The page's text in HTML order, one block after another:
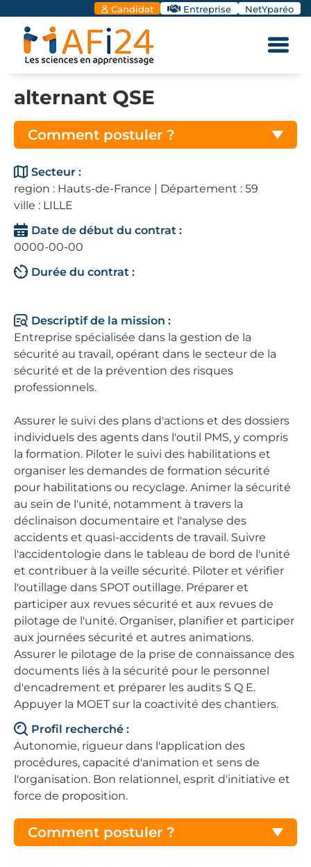
Candidat Entreprise NetYparéo
alternant QSE
Comment postuler ?
Secteur :
region : Hauts-de-France | Département : 59
ville : LILLE
Date de début du contrat :
0000-00-00
Durée du contrat :
Descriptif de la mission :
Entreprise spécialisée dans la gestion de la
sécurité au travail, opérant dans le secteur de la
sécurité et de la prévention des risques
professionnels.
Assurer le suivi des plans d'actions et des dossiers
individuels des agents dans l'outil PMS, y compris
la formation. Piloter le suivi des habilitations et
organiser les demandes de formation sécurité
pour habilitations ou recyclage. Animer la sécurité
au sein de l'unité, notamment à travers la
déclinaison documentaire et l'analyse des
accidents et quasi-accidents de travail. Suivre
l'accidentologie dans le tableau de bord de l'unité
et contribuer à la veille sécurité. Piloter et vérifier
l'outillage dans SPOT outillage. Préparer et
participer aux revues sécurité et aux revues de
pilotage de l'unité. Organiser, planifier et participer
aux journées sécurité et autres animations.
Assurer le pilotage de la prise de connaissance des
documents liés à la sécurité pour le personnel
d'encadrement et préparer les audits S Q E.
Appuyer la MOET sur la coactivité des chantiers.
Profil recherché :
Autonomie, rigueur dans l'application des
procédures, capacité d'animation et sens de
l'organisation. Bon relationnel, esprit d'initiative et
force de proposition.
Comment postuler ?